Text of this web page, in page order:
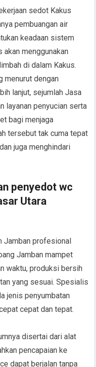
sedot Kakus
pembuangan air
keadaan sistem
akan menggunakan
di dalam Kakus.
menurut dengan
lanjut, sejumlah Jasa
layanan penyucian serta
bagi menjaga
tersebut tak cuma tepat
juga menghindari
penyedot wc
Utara
Jamban profesional
Jamban mampet
waktu, produksi bersih
yang sesuai. Spesialis
jenis penyumbatan
cepat dan tepat.
disertai dari alat
pencapaian ke
dapat berjalan tanpa